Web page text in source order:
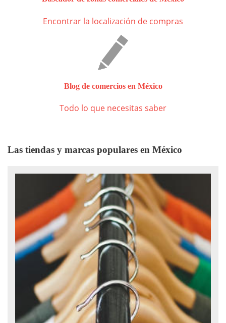
Encontrar la localización de compras
Blog de comercios en México
Todo lo que necesitas saber
Las tiendas y marcas populares en México